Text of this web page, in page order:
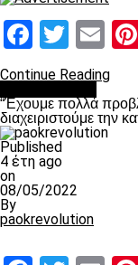
Continue Reading
“Έχουμε πολλά
διαχειριστούμε την
Published
4 έτη ago
on
08/05/2022
By
paokrevolution